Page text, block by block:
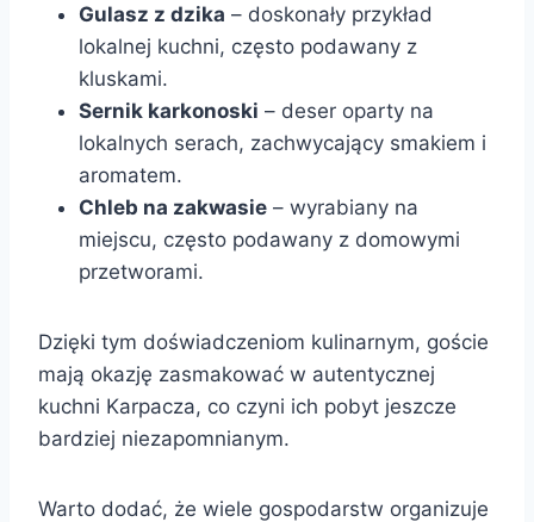
Gulasz z dzika – doskonały przykład
lokalnej kuchni, często podawany z
kluskami.
Sernik karkonoski – deser oparty na
lokalnych serach, zachwycający smakiem i
aromatem.
Chleb na zakwasie – wyrabiany na
miejscu, często podawany z domowymi
przetworami.
Dzięki tym doświadczeniom kulinarnym, goście
mają okazję zasmakować w autentycznej
kuchni Karpacza, co czyni ich pobyt jeszcze
bardziej niezapomnianym.
Warto dodać, że wiele gospodarstw organizuje